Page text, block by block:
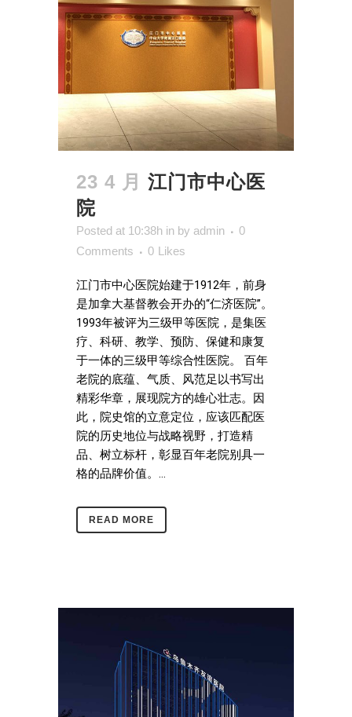
23 4 月 江门市中心医
院
Posted at 10:38h in by admin
0
Comments
0 Likes
江门市中心医院始建于1912年，前身
是加拿大基督教会开办的“仁济医院”。
1993年被评为三级甲等医院，是集医
疗、科研、教学、预防、保健和康复
于一体的三级甲等综合性医院。 百年
老院的底蕴、气质、风范足以书写出
精彩华章，展现院方的雄心壮志。因
此，院史馆的立意定位，应该匹配医
院的历史地位与战略视野，打造精
品、树立标杆，彰显百年老院别具一
格的品牌价值。...
READ MORE